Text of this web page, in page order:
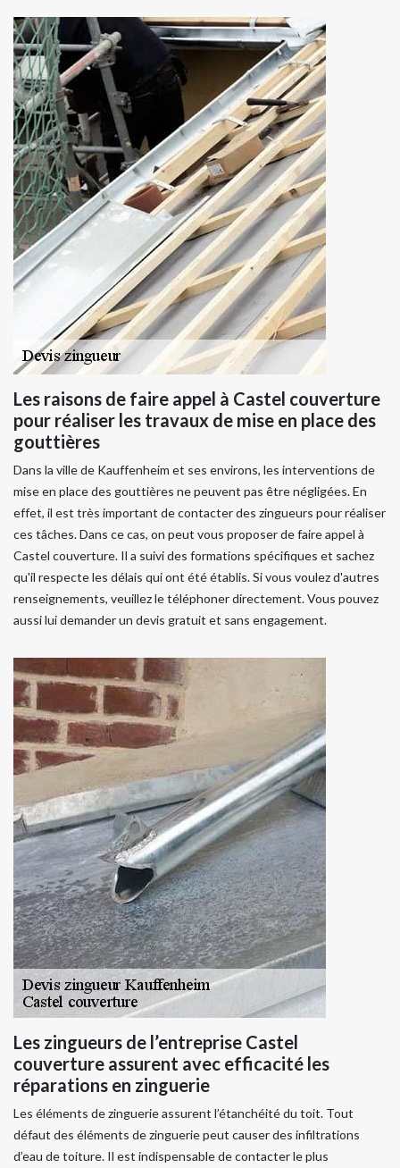
Les raisons de faire appel à Castel couverture
pour réaliser les travaux de mise en place des
gouttières
Dans la ville de Kauffenheim et ses environs, les interventions de
mise en place des gouttières ne peuvent pas être négligées. En
effet, il est très important de contacter des zingueurs pour réaliser
ces tâches. Dans ce cas, on peut vous proposer de faire appel à
Castel couverture. Il a suivi des formations spécifiques et sachez
qu'il respecte les délais qui ont été établis. Si vous voulez d'autres
renseignements, veuillez le téléphoner directement. Vous pouvez
aussi lui demander un devis gratuit et sans engagement.
Les zingueurs de l’entreprise Castel
couverture assurent avec efficacité les
réparations en zinguerie
Les éléments de zinguerie assurent l’étanchéité du toit. Tout
défaut des éléments de zinguerie peut causer des infiltrations
d’eau de toiture. Il est indispensable de contacter le plus